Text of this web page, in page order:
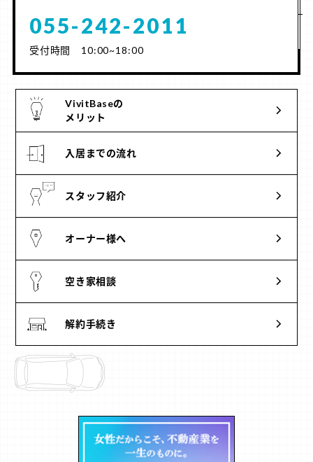
055-242-2011
受付時間 10:00~18:00
VivitBaseの
メリット
入居までの流れ
スタッフ紹介
オーナー様へ
空き家相談
解約手続き